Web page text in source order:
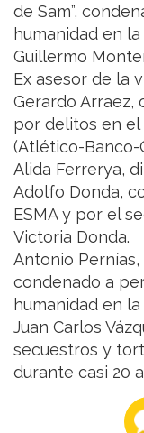
de Sam”,
humanidad en la
Guillermo
Ex asesor de la
Gerardo Arraez,
por delitos en el
(Atlético-Banco-
Alida Ferrerya,
Adolfo Donda,
ESMA y por el
Victoria Donda.
Antonio Pernías,
condenado a
humanidad en la
Juan Carlos
secuestros y
durante casi 20